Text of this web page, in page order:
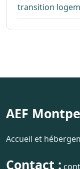
transition
AEF
Accueil et
Contact :